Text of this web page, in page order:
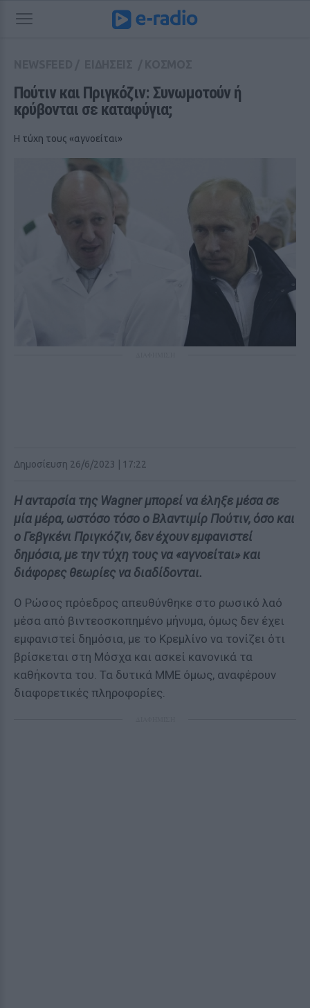
Πούτιν και Πριγκόζιν: Συνωμοτούν ή
κρύβονται σε καταφύγια;
Η τύχη τους «αγνοείται»
Δημοσίευση 26/6/2023 | 17:22
Η ανταρσία της Wagner μπορεί να έληξε μέσα σε
μία μέρα, ωστόσο τόσο ο Βλαντιμίρ Πούτιν, όσο και
ο Γεβγκένι Πριγκόζιν, δεν έχουν εμφανιστεί
δημόσια, με την τύχη τους να «αγνοείται» και
διάφορες θεωρίες να διαδίδονται.
Ο Ρώσος πρόεδρος απευθύνθηκε στο ρωσικό λαό
μέσα από βιντεοσκοπημένο μήνυμα, όμως δεν έχει
εμφανιστεί δημόσια, με το Κρεμλίνο να τονίζει ότι
βρίσκεται στη Μόσχα και ασκεί κανονικά τα
καθήκοντα του. Τα δυτικά ΜΜΕ όμως, αναφέρουν
διαφορετικές πληροφορίες.